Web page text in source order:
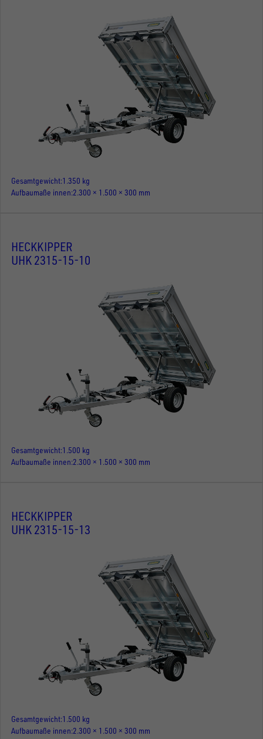
Gesamtgewicht 1.350 kg
Aufbaumaße innen 2.300 × 1.500 × 300 mm
HECKKIPPER
UHK 2315-15-10
Gesamtgewicht 1.500 kg
Aufbaumaße innen 2.300 × 1.500 × 300 mm
HECKKIPPER
UHK 2315-15-13
Gesamtgewicht 1.500 kg
Aufbaumaße innen 2.300 × 1.500 × 300 mm